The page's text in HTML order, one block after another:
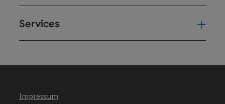
Services
Impressum